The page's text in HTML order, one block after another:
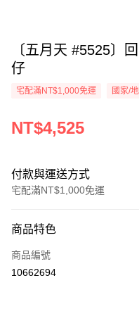
〔五月天 #5525〕
仔
宅配滿NT$1,000免運 國家/
NT$4,525
付款與運送方式
宅配滿NT$1,000免運
信用卡一次付款
LINE Pay
商品特色
商品編號
10662694